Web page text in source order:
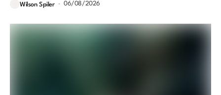
Wilson Spiler 06/08/2026